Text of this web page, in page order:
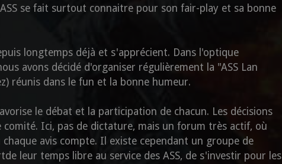
se fait surtout connaitre pour son fair-play et sa bonne
longtemps déjà et s'apprécient. Dans l'optique
avons décidé d'organiser régulièrement la "ASS Lan
réunis dans le fun et la bonne humeur.
le débat et la participation de chacun. Les décisions
Ici, pas de dictature, mais un forum très actif, où
avis compte. Il existe cependant un groupe de
leur temps libre au service des ASS, de s'investir pour les